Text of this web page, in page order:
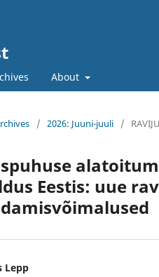
About
/ 2026: Juuni-juuli /
Eestis: uue
Lepp